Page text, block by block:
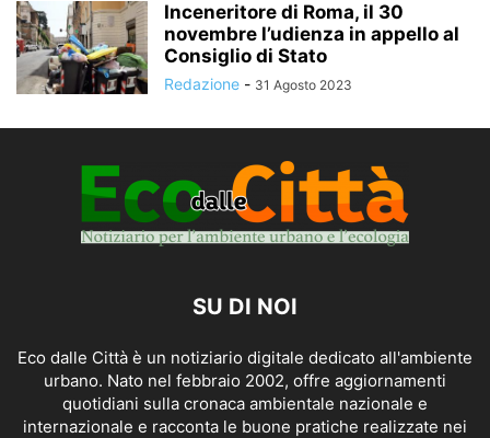
Inceneritore di Roma, il 30
novembre l’udienza in appello al
Consiglio di Stato
Redazione - 31 Agosto 2023
SU DI NOI
Eco dalle Città è un notiziario digitale dedicato all'ambiente
urbano. Nato nel febbraio 2002, offre aggiornamenti
quotidiani sulla cronaca ambientale nazionale e
internazionale e racconta le buone pratiche realizzate nei